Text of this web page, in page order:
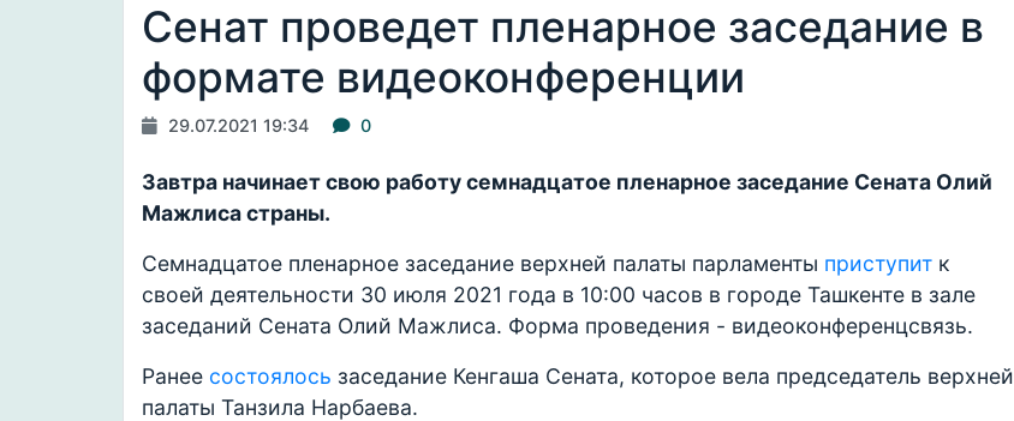
Сенат проведет пленарное заседание в
формате видеоконференции
29.07.2021 19:34 0
Завтра начинает свою работу семнадцатое пленарное заседание Сената Олий
Мажлиса страны.
Семнадцатое пленарное заседание верхней палаты парламенты приступит к
своей деятельности 30 июля 2021 года в 10:00 часов в городе Ташкенте в зале
заседаний Сената Олий Мажлиса. Форма проведения - видеоконференцсвязь.
Ранее состоялось заседание Кенгаша Сената, которое вела председатель верхней
палаты Танзила Нарбаева.